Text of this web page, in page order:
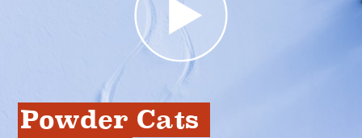
Powder Cats